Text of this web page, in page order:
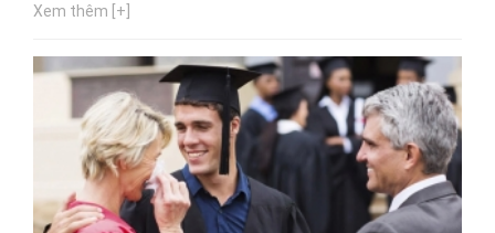
Xem thêm [+]